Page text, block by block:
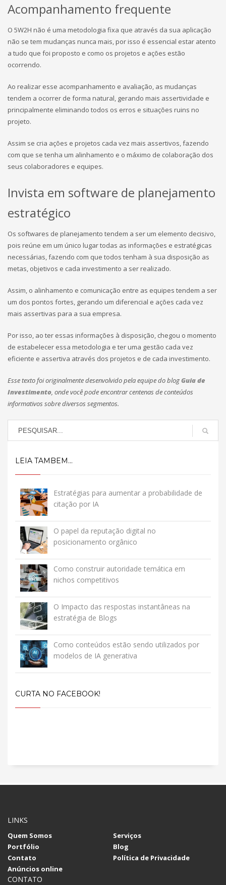
Acompanhamento frequente
O 5W2H não é uma metodologia fixa que através da sua aplicação
não se tem mudanças nunca mais, por isso é essencial estar atento
a tudo que foi proposto e como os projetos e ações estão
ocorrendo.
Ao realizar esse acompanhamento e avaliação, as mudanças
tendem a ocorrer de forma natural, gerando mais assertividade e
principalmente eliminando todos os erros e situações ruins no
projeto.
Assim se cria ações e projetos cada vez mais assertivos, fazendo
com que se tenha um alinhamento e o máximo de colaboração dos
seus colaboradores e equipes.
Invista em software de planejamento
estratégico
Os softwares de planejamento tendem a ser um elemento decisivo,
pois reúne em um único lugar todas as informações e estratégicas
necessárias, fazendo com que todos tenham à sua disposição as
metas, objetivos e cada investimento a ser realizado.
Assim, o alinhamento e comunicação entre as equipes tendem a ser
um dos pontos fortes, gerando um diferencial e ações cada vez
mais assertivas para a sua empresa.
Por isso, ao ter essas informações à disposição, chegou o momento
de estabelecer essa metodologia e ter uma gestão cada vez
eficiente e assertiva através dos projetos e de cada investimento.
Esse texto foi originalmente desenvolvido pela equipe do blogGuia de
Investimento, onde você pode encontrar centenas de conteúdos
informativos sobre diversos segmentos.
LEIA TAMBEM...
Estratégias para aumentar a probabilidade de
citação por IA
O papel da reputação digital no
posicionamento orgânico
Como construir autoridade temática em
nichos competitivos
O Impacto das respostas instantâneas na
estratégia de Blogs
Como conteúdos estão sendo utilizados por
modelos de IA generativa
CURTA NO FACEBOOK!
LINKS
Quem Somos
Serviços
Portfólio
Blog
Contato
Política de Privacidade
Anúncios online
CONTATO